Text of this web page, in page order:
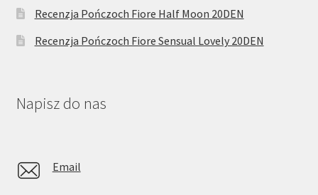
Recenzja Pończoch Fiore Half Moon 20DEN
Recenzja Pończoch Fiore Sensual Lovely 20DEN
Napisz do nas
Email